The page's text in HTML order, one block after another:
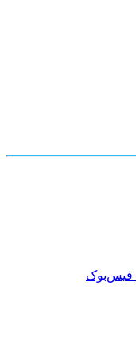
فیس‌بوک